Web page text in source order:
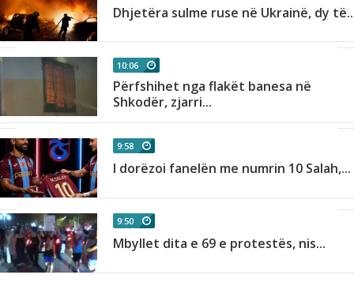
Dhjetëra sulme ruse në Ukrainë, dy
10:06
Përfshihet nga flakët banesa në
Shkodër, zjarri...
9:58
I dorëzoi fanelën me numrin 10 Salah,...
9:50
Mbyllet dita e 69 e protestës, nis...